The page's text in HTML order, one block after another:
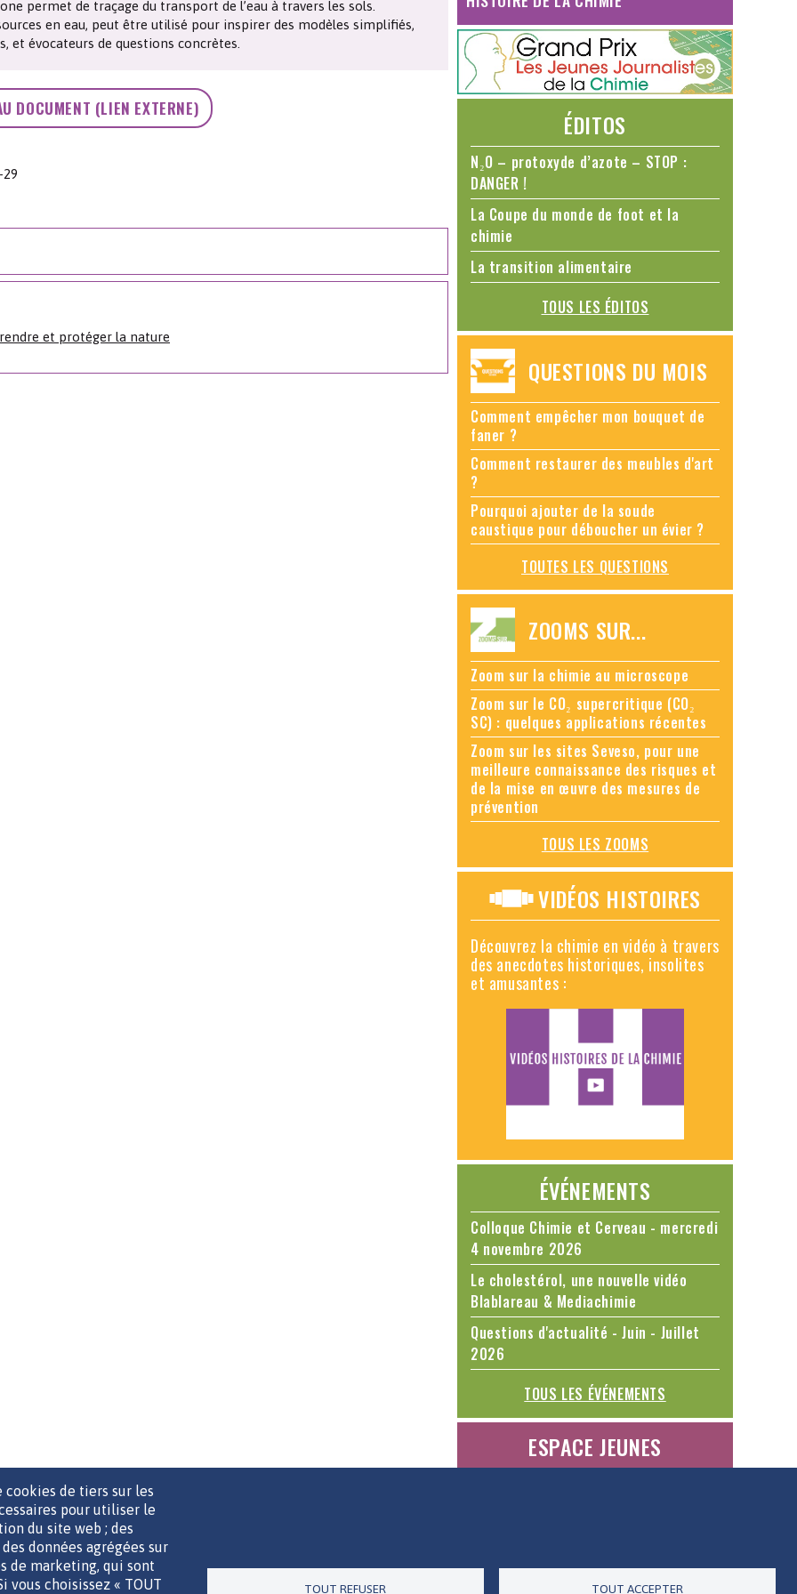
permet de traçage du transport de l’eau à travers les sols.
en eau, peut être utilisé pour inspirer des modèles simplifiés,
et évocateurs de questions concrètes.
DOCUMENT (LIEN EXTERNE)
29
et protéger la nature
ÉDITOS
N₂O – protoxyde d’azote – STOP :
DANGER !
La Coupe du monde de foot et la
chimie
La transition alimentaire
TOUS LES ÉDITOS
QUESTIONS DU MOIS
Comment empêcher mon bouquet de
faner ?
Comment restaurer des meubles d'art
?
Pourquoi ajouter de la soude
caustique pour déboucher un évier ?
TOUTES LES QUESTIONS
ZOOMS SUR...
Zoom sur la chimie au microscope
Zoom sur le CO₂ supercritique (CO₂
SC) : quelques applications récentes
Zoom sur les sites Seveso, pour une
meilleure connaissance des risques et
de la mise en œuvre des mesures de
prévention
TOUS LES ZOOMS
VIDÉOS HISTOIRES
Découvrez la chimie en vidéo à travers
des anecdotes historiques, insolites
et amusantes :
ÉVÉNEMENTS
Colloque Chimie et Cerveau - mercredi
4 novembre 2026
Le cholestérol, une nouvelle vidéo
Blablareau & Mediachimie
Questions d'actualité - Juin - Juillet
2026
TOUS LES ÉVÉNEMENTS
ESPACE JEUNES
DE COMMUNICATION
cookies de tiers sur les
pour utiliser le
du site web ; des
données agrégées sur
de marketing, qui sont
vous choisissez « TOUT
TOUT REFUSER TOUT ACCEPTER
Les chimistes dans...
Fiches métiers
Enseignement
Chimie et Notre-Dame